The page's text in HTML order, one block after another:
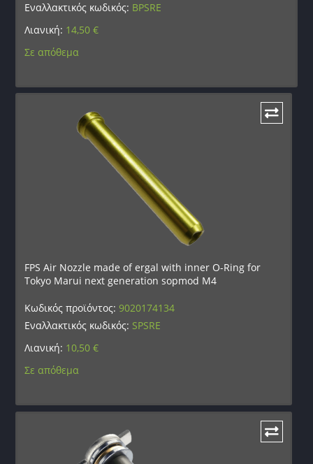
Εναλλακτικός κωδικός: BPSRE
Λιανική: 14,50€
Σε απόθεμα
FPS Air Nozzle made of ergal with inner O-Ring for
Tokyo Marui next generation sopmod M4
Κωδικός προϊόντος:9020174134
Εναλλακτικός κωδικός: SPSRE
Λιανική: 10,50€
Σε απόθεμα